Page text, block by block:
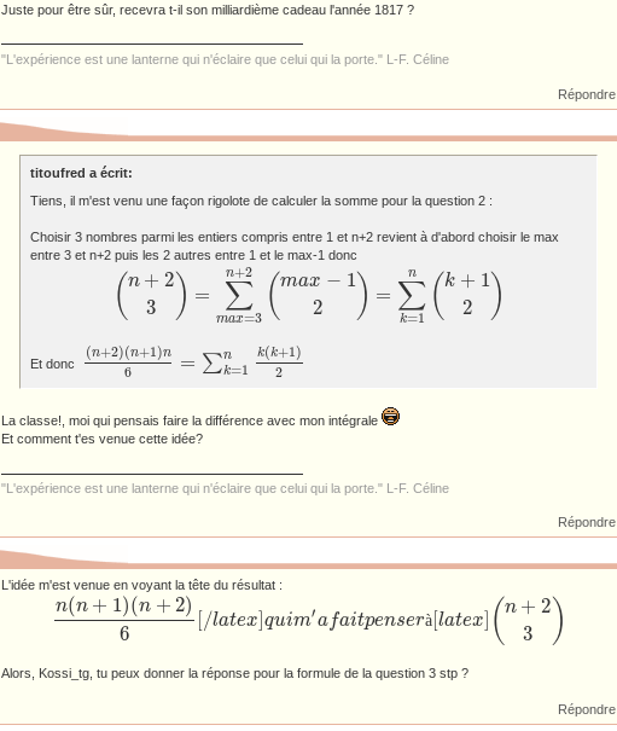
Juste pour être sûr, recevra t-il son milliardième cadeau l'année 1817 ?
"L'expérience est une lanterne qui n'éclaire que celui qui la porte." L-F. Céline
Répondre
titoufred a écrit:
Tiens, il m'est venu une façon rigolote de calculer la somme pour la question 2 :
Choisir 3 nombres parmi les entiers compris entre 1 et n+2 revient à d'abord choisir le max
entre 3 et n+2 puis les 2 autres entre 1 et le max-1 donc
( n + 2
3
) = ∑
max=3
n+2 (max − 1
2
) = ∑
k=1
n ( k + 1
2
)
(n +23 ∑m 3 ax ∑ k=1 k+ )
Et donc
(n+2)(n+1)n
6 = ∑n
k=1
k(k+1)
2
(n+2)(n+1)n6=∑ k=1 k k+ )2
La classe!, moi qui pensais faire la différence avec mon intégrale
Et comment t'es venue cette idée?
"L'expérience est une lanterne qui n'éclaire que celui qui la porte." L-F. Céline
Répondre
L'idée m'est venue en voyant la tête du résultat :
n(n + 1)(n + 2)
6
/latex quim′afaitpenserà[ latex ( n + 2
3
)
n(n+1 (n+2)6[/lat ex]quim′a fai tpenserà[latex](n+ 23)
Alors, Kossi_tg, tu peux donner la réponse pour la formule de la question 3 stp ?
Répondre